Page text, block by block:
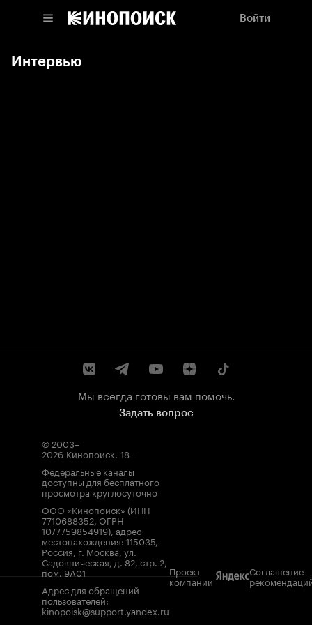
Войти
Интервью
Мы всегда готовы вам помочь.
Задать вопрос
© 2003–
2026 Кинопоиск. 18+
Федеральные каналы
доступны для бесплатного
просмотра круглосуточно
ООО «Кинопоиск» (ИНН
7710688352, ОГРН
1077759854919), адрес
местонахождения: 115035,
Россия, г. Москва, ул.
Садовническая, д. 82, стр. 2,
пом. 9А01
Адрес для обращений
пользователей:
kinopoisk@support.yandex.ru
Проект
компании
Соглашение